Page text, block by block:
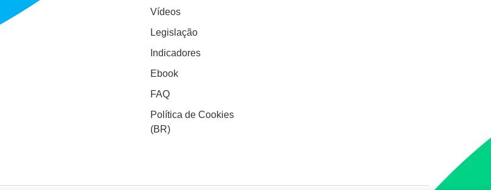
Vídeos
Legislação
Indicadores
Ebook
FAQ
Política de Cookies
(BR)